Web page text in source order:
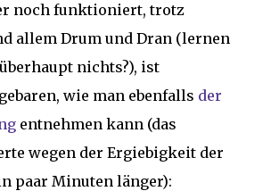
noch funktioniert, trotz
allem Drum und Dran (lernen
nichts?), ist
wie man ebenfalls der
entnehmen kann (das
wegen der Ergiebigkeit der
paar Minuten länger):